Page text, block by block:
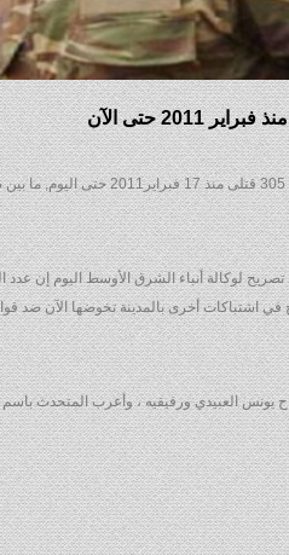
أعلنت القوات الخاصة الليبية الصاعقة أن عدد
لوكالة أنباء الشرق الأوسط اليوم إن
370 جريحا أصيبوا أبان حرب التحرير عام 2011م , و700 جريح في اشتباكات
يونس العبيدي ورفيقيه ، وأعرب المتحدث